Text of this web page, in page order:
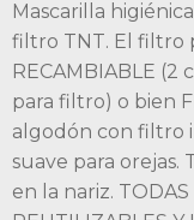
Mascarilla
filtro TNT. El filtro
RECAMBIABLE
para filtro) o bien
algodón con filtro
suave para orejas.
en la nariz. TODAS